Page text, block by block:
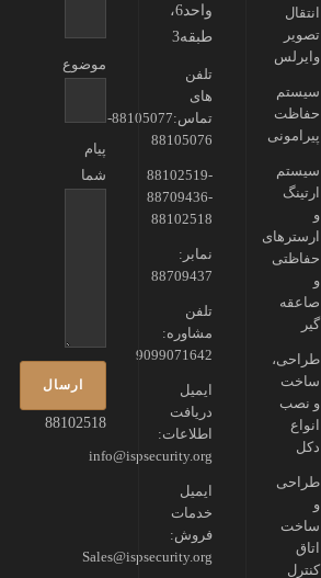
موضوع
پیام
شما
88102518
واحد6،
طبقه3
تلفن
های
تماس:88105077-
88105076
88102519-
88709436-
88102518
نمابر:
88709437
تلفن
مشاوره:
9099071642
ایمیل
دریافت
اطلاعات:
info@ispsecurity.org
ایمیل
خدمات
فروش:
Sales@ispsecurity.org
انتقال
تصویر
وایرلس
سیستم
حفاظت
پیرامونی
سیستم
ارتینگ
و
ارسترهای
حفاظتی
و
صاعقه
گیر
طراحی،
ساخت
و نصب
انواع
دکل
طراحی
و
ساخت
اتاق
کنترل